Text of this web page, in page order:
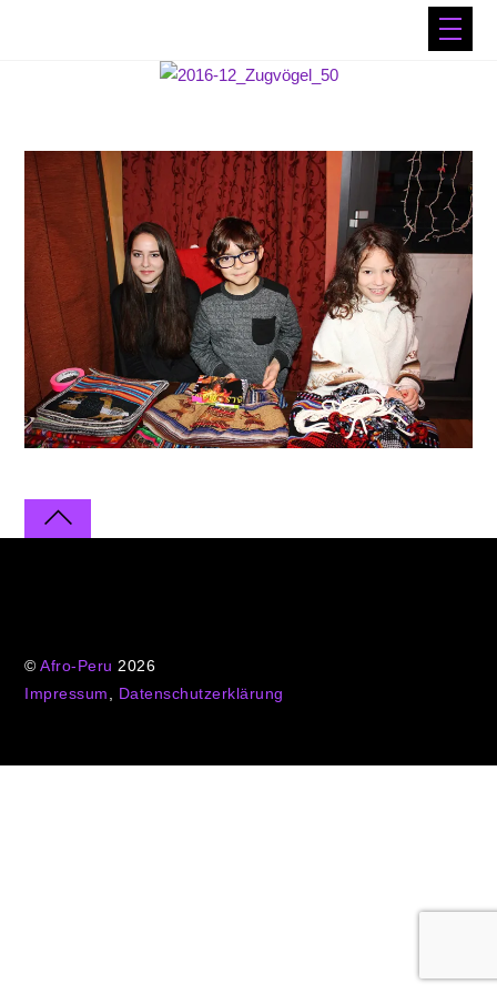
©Afro-Peru 2026
Impressum
Datenschutzerklärung